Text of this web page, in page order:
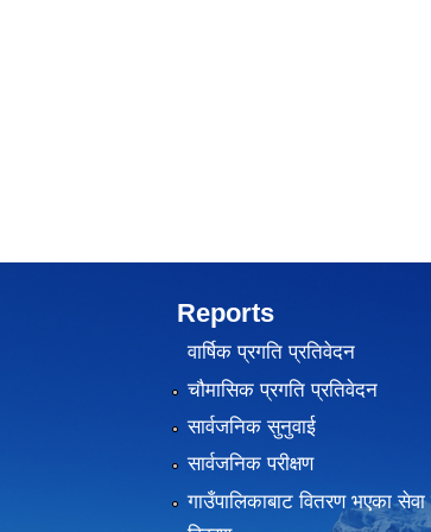
Reports
वार्षिक प्रगति प्रतिवेदन
चौमासिक प्रगति प्रतिवेदन
सार्वजनिक सुनुवाई
सार्वजनिक परीक्षण
गाउँपालिकाबाट वितरण भएका